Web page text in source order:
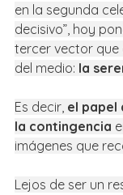
en la segunda
decisivo”, hoy
tercer vector que
del medio: la
Es decir, el papel
la contingencia
imágenes que
Lejos de ser un